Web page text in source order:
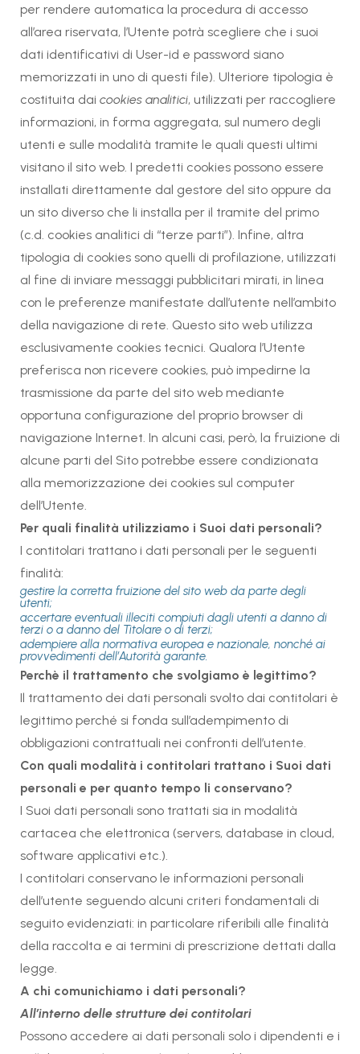
per rendere automatica la procedura di accesso
all’area riservata, l’Utente potrà scegliere che i suoi
dati identificativi di User-id e password siano
memorizzati in uno di questi file). Ulteriore tipologia è
costituita dai cookies analitici, utilizzati per raccogliere
informazioni, in forma aggregata, sul numero degli
utenti e sulle modalità tramite le quali questi ultimi
visitano il sito web. I predetti cookies possono essere
installati direttamente dal gestore del sito oppure da
un sito diverso che li installa per il tramite del primo
(c.d. cookies analitici di “terze parti”). Infine, altra
tipologia di cookies sono quelli di profilazione, utilizzati
al fine di inviare messaggi pubblicitari mirati, in linea
con le preferenze manifestate dall’utente nell’ambito
della navigazione di rete. Questo sito web utilizza
esclusivamente cookies tecnici. Qualora l’Utente
preferisca non ricevere cookies, può impedirne la
trasmissione da parte del sito web mediante
opportuna configurazione del proprio browser di
navigazione Internet. In alcuni casi, però, la fruizione di
alcune parti del Sito potrebbe essere condizionata
alla memorizzazione dei cookies sul computer
dell’Utente.
Per quali finalità utilizziamo i Suoi dati personali?
I contitolari trattano i dati personali per le seguenti
finalità:
gestire la corretta fruizione del sito web da parte degli
utenti;
accertare eventuali illeciti compiuti dagli utenti a danno di
terzi o a danno del Titolare o di terzi;
adempiere alla normativa europea e nazionale, nonché ai
provvedimenti dell’Autorità garante.
Perchè il trattamento che svolgiamo è legittimo?
Il trattamento dei dati personali svolto dai contitolari è
legittimo perché si fonda sull’adempimento di
obbligazioni contrattuali nei confronti dell’utente.
Con quali modalità i contitolari trattano i Suoi dati
personali e per quanto tempo li conservano?
I Suoi dati personali sono trattati sia in modalità
cartacea che elettronica (servers, database in cloud,
software applicativi etc.).
I contitolari conservano le informazioni personali
dell’utente seguendo alcuni criteri fondamentali di
seguito evidenziati: in particolare riferibili alle finalità
della raccolta e ai termini di prescrizione dettati dalla
legge.
A chi comunichiamo i dati personali?
All’interno delle strutture dei contitolari
Possono accedere ai dati personali solo i dipendenti e i